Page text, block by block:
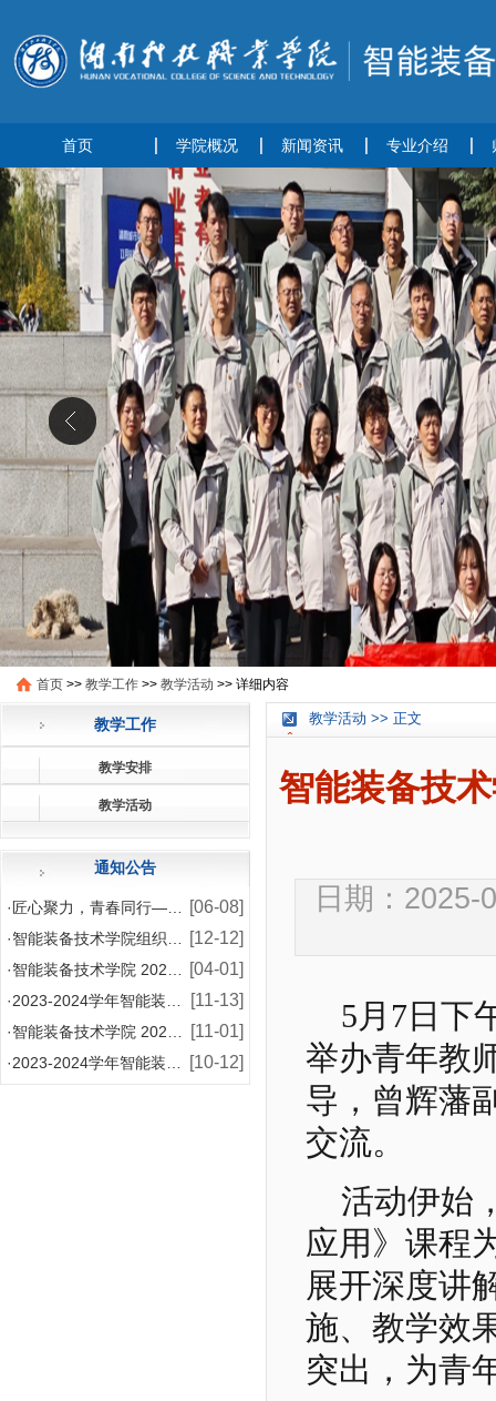
首页 学院概况 新闻资讯 专业介绍
首页 >> 教学工作 >> 教学活动 >> 详细内容
教学工作
教学安排
教学活动
通知公告
[06-08]
· 匠心聚力，青春同行——智能装备技术学院2026年师
[12-12]
·智能装备技术学院组织模具设计与制造专业学生赴企业开
[04-01]
·智能装备技术学院 2024-2025 学年国家助学
[11-13]
·2023-2024学年智能装备技术学院增补国家奖学
[11-01]
·智能装备技术学院 2024-2025学年国家助学金
[10-12]
·2023-2024学年智能装备技术学院国家奖学金评
教学活动 >> 正文
智能装备技
日期：
5月7日下
举办青年教
导，曾辉藩
交流。
活动伊始
应用》课程
展开深度讲
施、教学效
突出，为青